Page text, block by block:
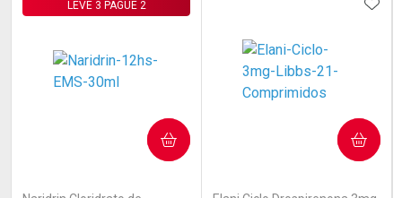
LEVE 3 PAGUE 2
COMPRAR COMPRAR